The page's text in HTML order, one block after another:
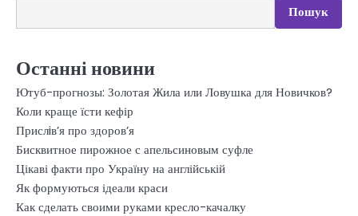
Пошук
Останні новини
Ютуб-прогнозы: Золотая Жила или Ловушка для Новичков?
Коли краще їсти кефір
Прислiв’я про здоров’я
Бисквитное пирожное с апельсиновым суфле
Цікаві факти про Україну на англійській
Як формуються ідеали краси
Как сделать своими руками кресло-качалку